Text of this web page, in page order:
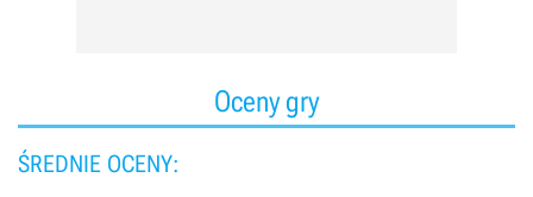
Oceny gry
ŚREDNIE OCENY: